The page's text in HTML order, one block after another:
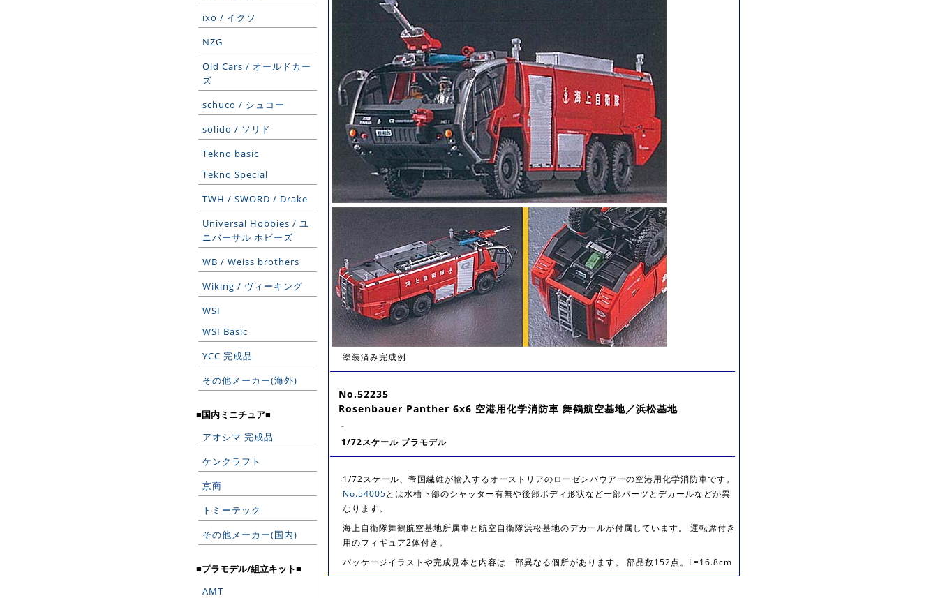
ixo / イクソ
NZG
Old Cars / オールドカー
ズ
schuco / シュコー
solido / ソリド
Tekno basic
Tekno Special
TWH / SWORD / Drake
Universal Hobbies / ユ
ニバーサル ホビーズ
WB / Weiss brothers
Wiking / ヴィーキング
WSI
WSI Basic
YCC 完成品
その他メーカー(海外)
■国内ミニチュア■
アオシマ 完成品
ケンクラフト
京商
トミーテック
その他メーカー(国内)
■プラモデル/組立キット■
AMT
塗装済み完成例
No.52235
Rosenbauer Panther 6x6 空港用化学消防車 舞鶴航空基地／浜松基地
-
1/72スケール プラモデル
1/72スケール、帝国繊維が輸入するオーストリアのローゼンバウアーの空港用化学消防車です。
No.54005とは水槽下部のシャッター有無や後部ボディ形状など一部パーツとデカールなどが異
なります。
海上自衛隊舞鶴航空基地所属車と航空自衛隊浜松基地のデカールが付属しています。 運転席付き
用のフィギュア2体付き。
パッケージイラストや完成見本と内容は一部異なる個所があります。 部品数152点。L=16.8cm